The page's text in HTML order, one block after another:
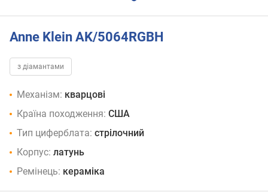
Anne Klein AK/5064RGBH
з діамантами
Механізм: кварцові
Країна походження: США
Тип циферблата: стрілочний
Корпус: латунь
Ремінець: кераміка